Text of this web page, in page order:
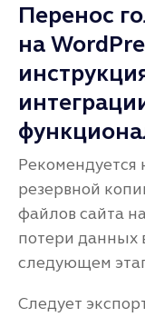
Перенос
на
Рекомендуется
резервной
файлов сайта
потери данных
следующем
Следует